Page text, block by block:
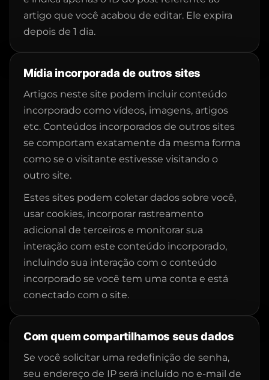
artigo que você acabou de editar. Ele expira
depois de 1 dia.
Mídia incorporada de outros sites
Artigos neste site podem incluir conteúdo
incorporado como vídeos, imagens, artigos
etc. Conteúdos incorporados de outros sites
se comportam exatamente da mesma forma
como se o visitante estivesse visitando o
outro site.
Estes sites podem coletar dados sobre você,
usar cookies, incorporar rastreamento
adicional de terceiros e monitorar sua
interação com este conteúdo incorporado,
incluindo sua interação com o conteúdo
incorporado se você tem uma conta e está
conectado com o site.
Com quem compartilhamos seus dados
Se você solicitar uma redefinição de senha,
seu endereço de IP será incluído no e-mail de